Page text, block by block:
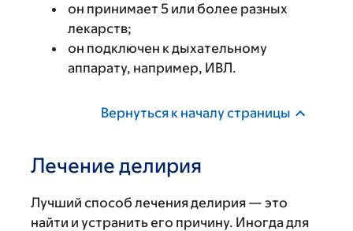
он принимает 5 или более разных
лекарств;
он подключен к дыхательному
аппарату, например, ИВЛ.
Вернуться к началу страницы
Лечение делирия
Лучший способ лечения делирия — это
найти и устранить его причину. Иногда для